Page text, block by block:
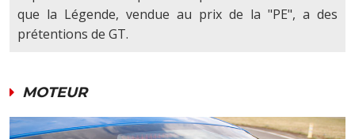
que la Légende, vendue au prix de la "PE", a des
prétentions de GT.
MOTEUR